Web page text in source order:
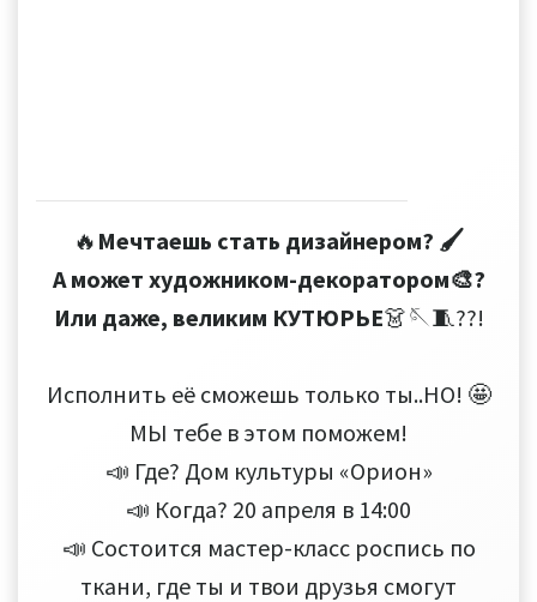
🔥 Мечтаешь стать дизайнером? 🖌
А может художником-декоратором🎨?
Или даже, великим КУТЮРЬЕ👗🪡🧵??!
Исполнить её сможешь только ты..НО! 🤩
МЫ тебе в этом поможем!
📣 Где? Дом культуры «Орион»
📣 Когда? 20 апреля в 14:00
📣 Состоится мастер-класс роспись по
ткани, где ты и твои друзья смогут